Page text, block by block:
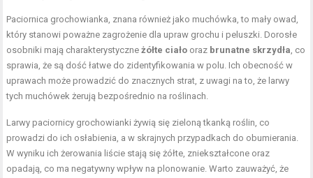
Paciornica grochowianka, znana również jako muchówka, to mały owad,
który stanowi poważne zagrożenie dla upraw grochu i peluszki. Dorosłe
osobniki mają charakterystyczneżółte ciało oraz brunatne skrzydła, co
sprawia, że są dość łatwe do zidentyfikowania w polu. Ich obecność w
uprawach może prowadzić do znacznych strat, z uwagi na to, że larwy
tych muchówek żerują bezpośrednio na roślinach.
Larwy paciornicy grochowianki żywią się zieloną tkanką roślin, co
prowadzi do ich osłabienia, a w skrajnych przypadkach do obumierania.
W wyniku ich żerowania liście stają się żółte, zniekształcone oraz
opadają, co ma negatywny wpływ na plonowanie. Warto zauważyć, że